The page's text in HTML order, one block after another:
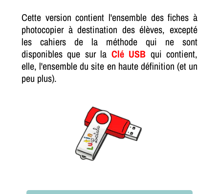
Cette version contient l'ensemble des fiches à
photocopier à destination des élèves, excepté
les cahiers de la méthode qui ne sont
disponibles que sur la Clé USB qui contient,
elle, l'ensemble du site en haute définition (et un
peu plus).